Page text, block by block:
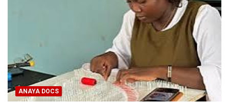
ANAYA DOCS